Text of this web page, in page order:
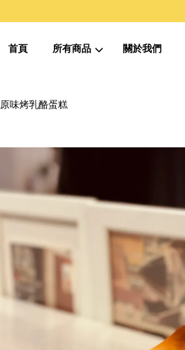
首頁 所有商品 關於我們
原味烤乳酪蛋糕